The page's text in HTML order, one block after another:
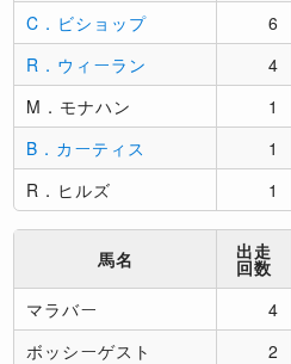
C．ビショップ
6
R．ウィーラン
4
M．モナハン
1
B．カーティス
1
R．ヒルズ
1
馬名 出走
回数
マラバー 4
ボッシーゲスト
2